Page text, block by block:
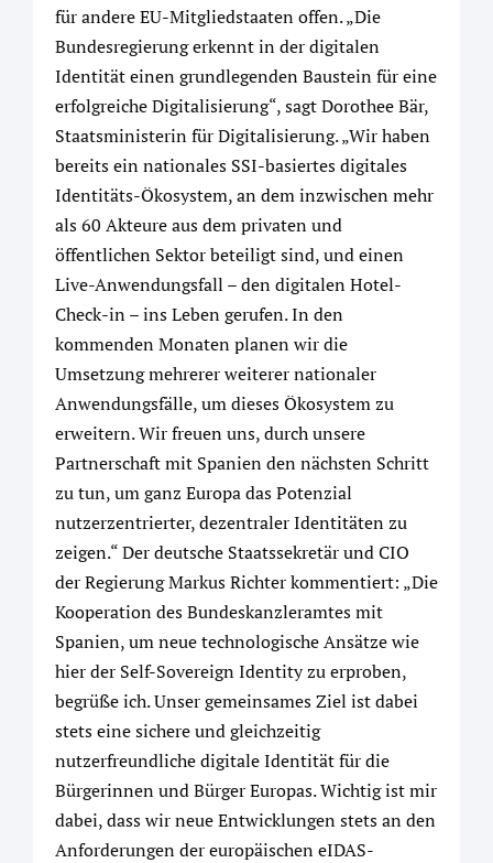
für andere EU-Mitgliedstaaten offen. „Die
Bundesregierung erkennt in der digitalen
Identität einen grundlegenden Baustein für eine
erfolgreiche Digitalisierung“, sagt Dorothee Bär,
Staatsministerin für Digitalisierung. „Wir haben
bereits ein nationales SSI-basiertes digitales
Identitäts-Ökosystem, an dem inzwischen mehr
als 60 Akteure aus dem privaten und
öffentlichen Sektor beteiligt sind, und einen
Live-Anwendungsfall – den digitalen Hotel-
Check-in – ins Leben gerufen. In den
kommenden Monaten planen wir die
Umsetzung mehrerer weiterer nationaler
Anwendungsfälle, um dieses Ökosystem zu
erweitern. Wir freuen uns, durch unsere
Partnerschaft mit Spanien den nächsten Schritt
zu tun, um ganz Europa das Potenzial
nutzerzentrierter, dezentraler Identitäten zu
zeigen.“ Der deutsche Staatssekretär und CIO
der Regierung Markus Richter kommentiert: „Die
Kooperation des Bundeskanzleramtes mit
Spanien, um neue technologische Ansätze wie
hier der Self-Sovereign Identity zu erproben,
begrüße ich. Unser gemeinsames Ziel ist dabei
stets eine sichere und gleichzeitig
nutzerfreundliche digitale Identität für die
Bürgerinnen und Bürger Europas. Wichtig ist mir
dabei, dass wir neue Entwicklungen stets an den
Anforderungen der europäischen eIDAS-